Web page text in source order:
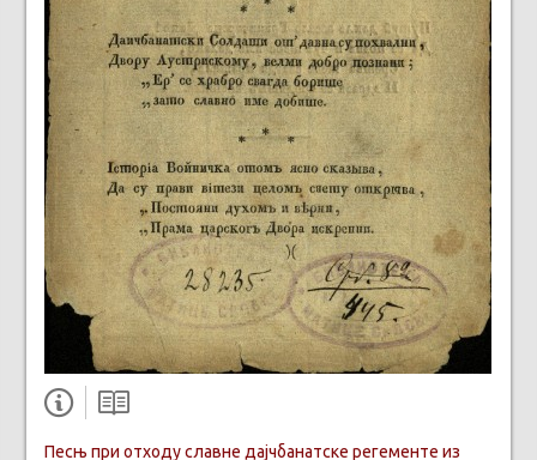
Песњ при отходу славне дајчбанатске регементе из